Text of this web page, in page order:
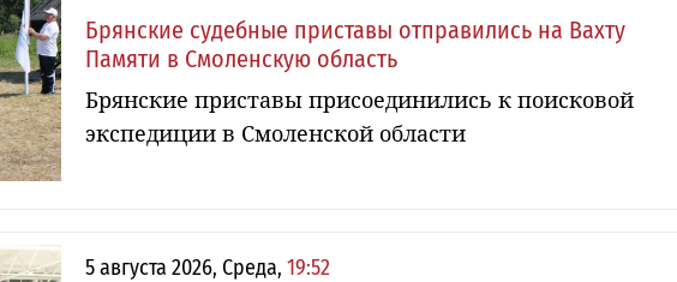
Брянские судебные приставы отправились на Вахту
Памяти в Смоленскую область
Брянские приставы присоединились к поисковой
экспедиции в Смоленской области
5 августа 2026, Среда, 19:52